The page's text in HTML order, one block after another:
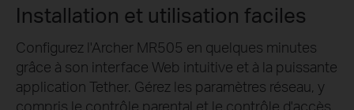
Installation et utilisation faciles
Configurez l'Archer MR505 en quelques minutes
grâce à son interface Web intuitive et à la puissante
application Tether. Gérez les paramètres réseau, y
compris le contrôle parental et le contrôle d'accès,